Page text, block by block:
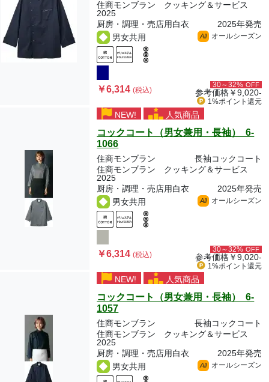
住商モンブラン クッキング＆サービス
2025
厨房・調理・売店用白衣
2025年発売
男女共用
All オールシーズン
￥6,314(税込)
30～32% OFF
参考価格￥9,020-
1%ポイント 還元
NEW! 人気商品
コックコート（男女兼用・長袖） 6-
1066
住商モンブラン
長袖コックコート
住商モンブラン クッキング＆サービス
2025
厨房・調理・売店用白衣
2025年発売
男女共用
All オールシーズン
￥6,314(税込)
30～32% OFF
参考価格￥9,020-
1%ポイント 還元
NEW! 人気商品
コックコート（男女兼用・長袖） 6-
1057
住商モンブラン
長袖コックコート
住商モンブラン クッキング＆サービス
2025
厨房・調理・売店用白衣
2025年発売
男女共用
All オールシーズン